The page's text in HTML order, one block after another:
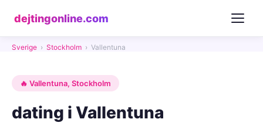
dejtingonline.com
Sverige › Stockholm › Vallentuna
🔥 Vallentuna, Stockholm
dating i Vallentuna